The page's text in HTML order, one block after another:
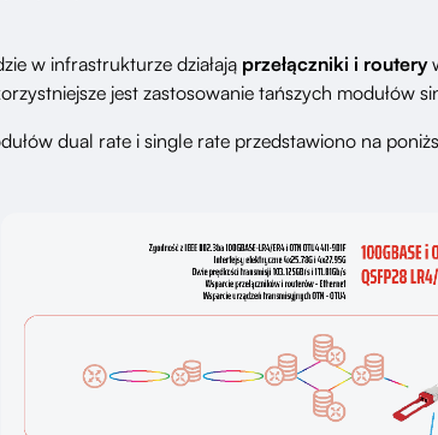
w infrastrukturze działają przełączniki i routery
jest zastosowanie tańszych modułów
dual rate i single rate przedstawiono na